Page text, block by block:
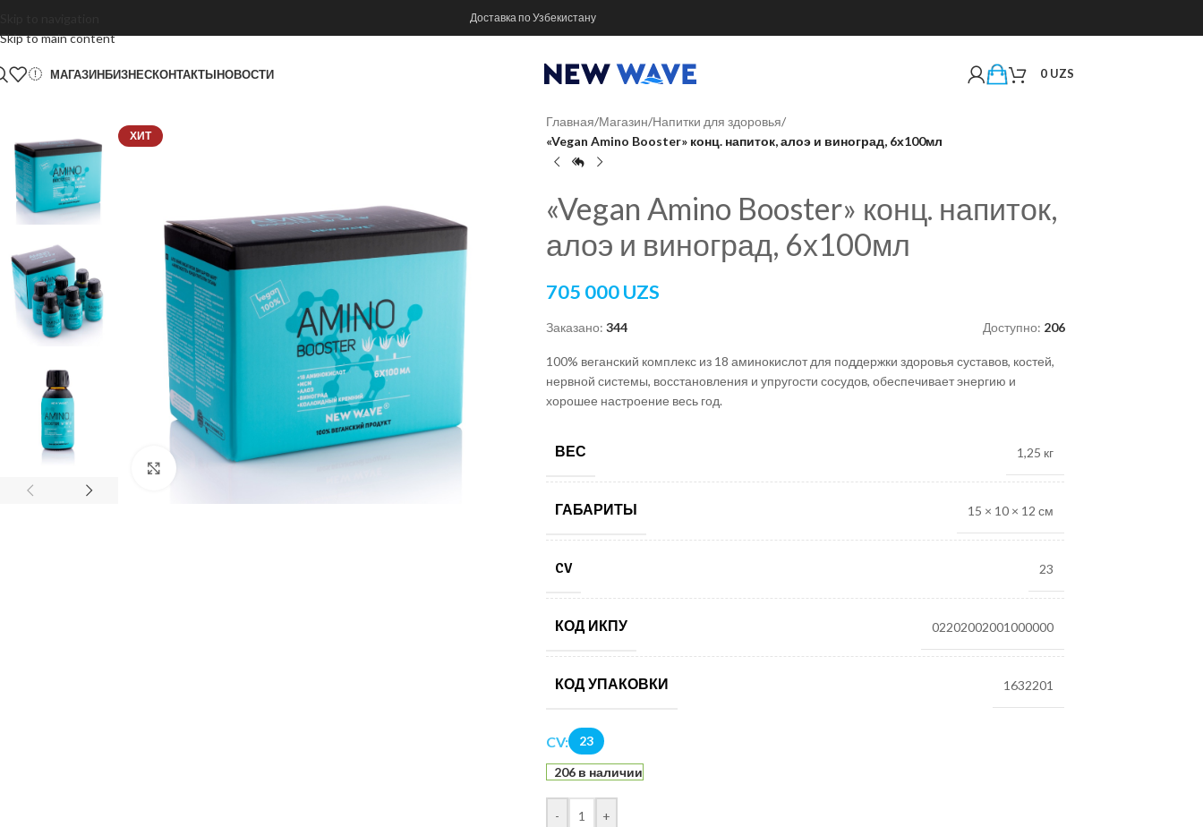
Skip to main content
Доставка по Узбекистану
МАГАЗИНБИЗНЕСКОНТАКТЫНОВОСТИ 0 UZS
ХИТ
Нажмите, чтобы увеличить
Главная/Магазин/Напитки для здоровья/
«Vegan Amino Booster» конц. напиток, алоэ и виноград, 6х100мл
«Vegan Amino Booster» конц. напиток,
алоэ и виноград, 6х100мл
705 000UZS
Заказано: 344 Доступно: 206
100% веганский комплекс из 18 аминокислот для поддержки здоровья суставов, костей,
нервной системы, восстановления и упругости сосудов, обеспечивает энергию и
хорошее настроение весь год.
ВЕС 1,25 кг
ГАБАРИТЫ 15 × 10 × 12 см
CV 23
КОД ИКПУ 02202002001000000
КОД УПАКОВКИ 1632201
CV: 23
206 в наличии
- +